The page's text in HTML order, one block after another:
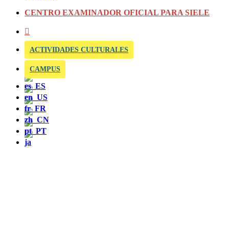
CENTRO EXAMINADOR OFICIAL PARA SIELE
ACTIVIDADES CULTURALES
CAMPUS